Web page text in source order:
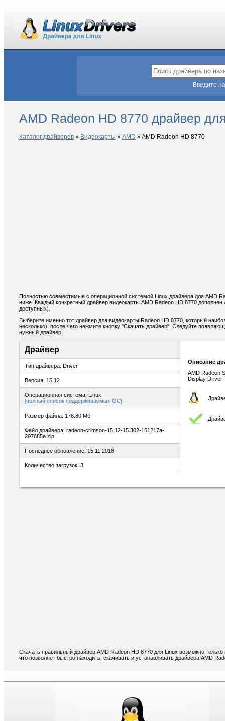
Введите
AMD Radeon HD 8770 драйвер
Каталог драйверов » Видеокарты » AMD »AMD Radeon HD 8770
Полностью совместимые с операционной системой Linux драйвера для AMD
ниже. Каждый конкретный драйвер видеокарты AMD Radeon HD 8770
доступных).
Выберите именно тот драйвер для видеокарты Radeon HD 8770, который
несколько), после чего нажмите кнопку "Скачать драйвер". Следуйте
нужный драйвер.
Драйвер
Тип драйвера: Driver
Версия: 15.12
Операционная система: Linux
[полный список поддерживаемых ОС]
Размер файла: 176.80 Мб
Файл драйвера: radeon-crimson-15.12-15.302-151217a-
297685e.zip
Последнее обновление: 15.11.2018
Количество загрузок: 3
Описание
AMD Radeon
Display Driver
Скачать правильный драйвер AMD Radeon HD 8770 для Linux возможно
что позволяет быстро находить, скачивать и устанавливать драйвера AMD